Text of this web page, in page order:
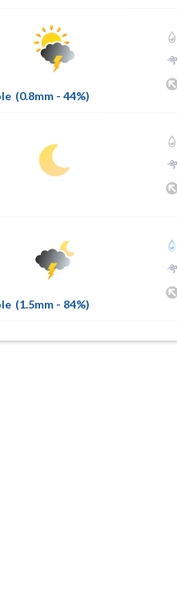
(0.8mm - 44%)
(1.5mm - 84%)